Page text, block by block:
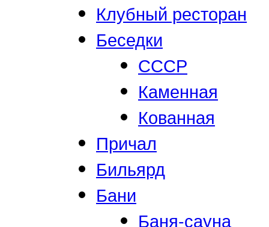
Клубный ресторан
Беседки
СССР
Каменная
Кованная
Причал
Бильярд
Бани
Баня-сауна